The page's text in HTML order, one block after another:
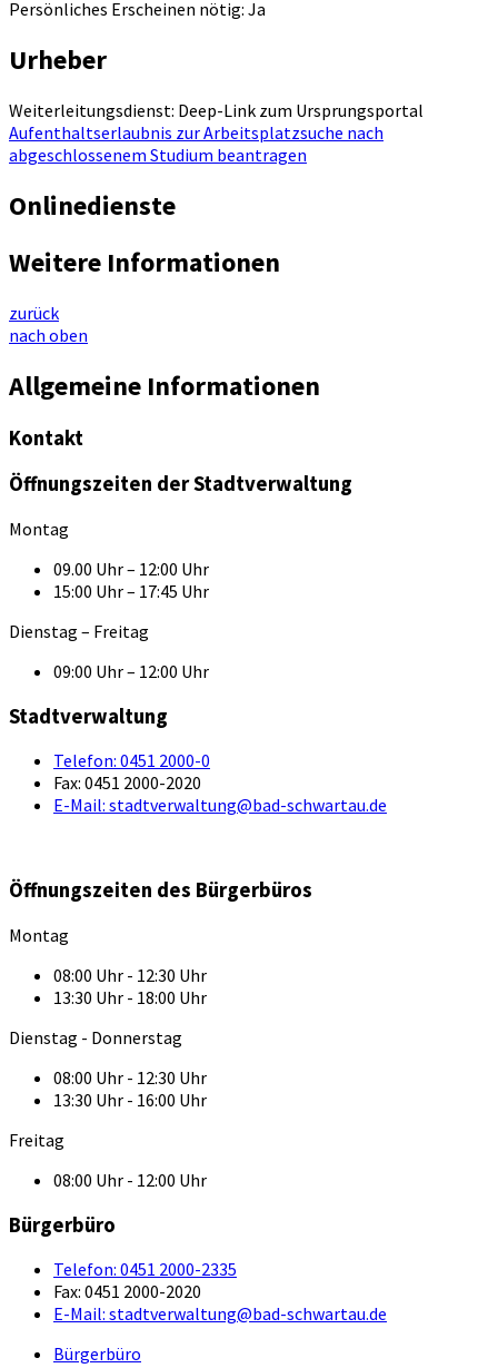
Persönliches Erscheinen nötig: Ja
Urheber
Weiterleitungsdienst: Deep-Link zum Ursprungsportal
Aufenthaltserlaubnis zur Arbeitsplatzsuche nach
abgeschlossenem Studium beantragen
Onlinedienste
Weitere Informationen
zurück
nach oben
Allgemeine Informationen
Kontakt
Öffnungszeiten der Stadtverwaltung
Montag
09.00 Uhr – 12:00 Uhr
15:00 Uhr – 17:45 Uhr
Dienstag – Freitag
09:00 Uhr – 12:00 Uhr
Stadtverwaltung
Telefon: 0451 2000-0
Fax: 0451 2000-2020
E-Mail: stadtverwaltung@bad-schwartau.de
Öffnungszeiten des Bürgerbüros
Montag
08:00 Uhr - 12:30 Uhr
13:30 Uhr - 18:00 Uhr
Dienstag - Donnerstag
08:00 Uhr - 12:30 Uhr
13:30 Uhr - 16:00 Uhr
Freitag
08:00 Uhr - 12:00 Uhr
Bürgerbüro
Telefon: 0451 2000-2335
Fax: 0451 2000-2020
E-Mail: stadtverwaltung@bad-schwartau.de
Bürgerbüro